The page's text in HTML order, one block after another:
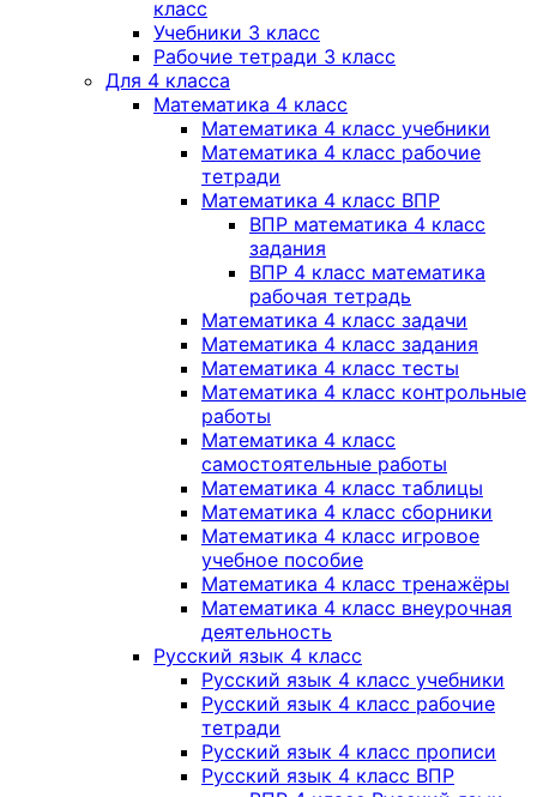
класс
Учебники 3 класс
Рабочие тетради 3 класс
Для 4 класса
Математика 4 класс
Математика 4 класс учебники
Математика 4 класс рабочие
тетради
Математика 4 класс ВПР
ВПР математика 4 класс
задания
ВПР 4 класс математика
рабочая тетрадь
Математика 4 класс задачи
Математика 4 класс задания
Математика 4 класс тесты
Математика 4 класс контрольные
работы
Математика 4 класс
самостоятельные работы
Математика 4 класс таблицы
Математика 4 класс сборники
Математика 4 класс игровое
учебное пособие
Математика 4 класс тренажёры
Математика 4 класс внеурочная
деятельность
Русский язык 4 класс
Русский язык 4 класс учебники
Русский язык 4 класс рабочие
тетради
Русский язык 4 класс прописи
Русский язык 4 класс ВПР